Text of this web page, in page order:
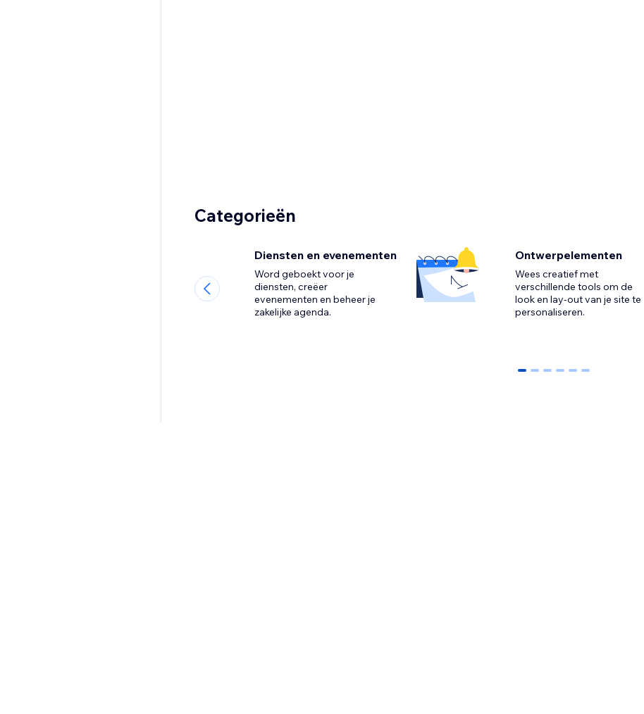
Categorieën
Diensten en evenementen
Word geboekt voor je
diensten, creëer
evenementen en beheer je
zakelijke agenda.
Ontwerpelementen
Wees creatief met
verschillende tools om de
look en lay-out van je site te
0 1 2 3 4 5